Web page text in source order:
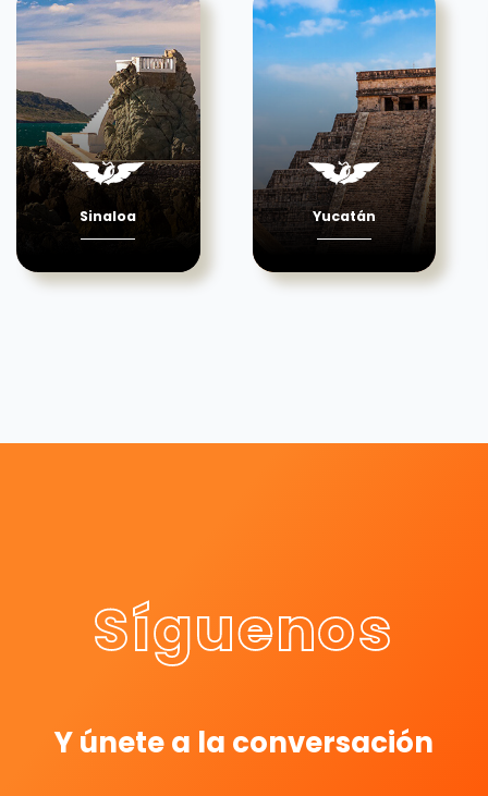
Sinaloa Yucatán
Síguenos
Y únete a la conversación